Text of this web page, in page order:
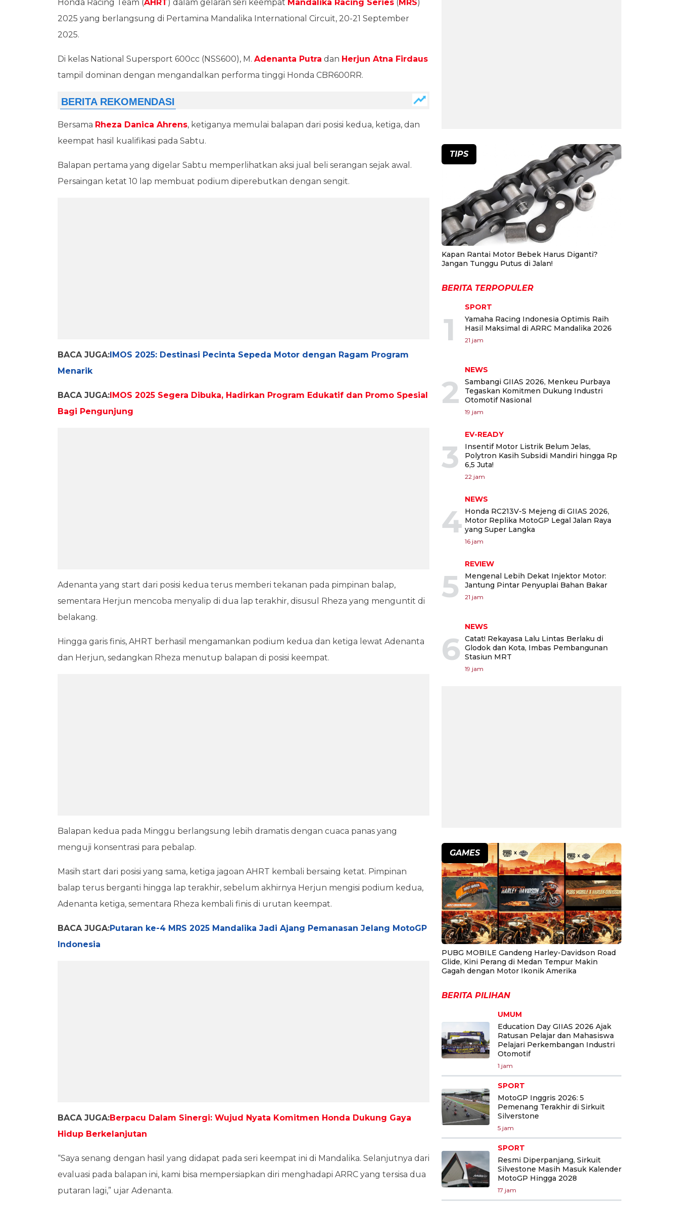
Honda Racing Team (AHRT) dalam gelaran seri keempat Mandalika Racing Series (MRS)
2025 yang berlangsung di Pertamina Mandalika International Circuit, 20-21 September
2025.
Di kelas National Supersport 600cc (NSS600), M. Adenanta Putra dan Herjun Atna Firdaus
tampil dominan dengan mengandalkan performa tinggi Honda CBR600RR.
Bersama Rheza Danica Ahrens, ketiganya memulai balapan dari posisi kedua, ketiga, dan
keempat hasil kualifikasi pada Sabtu.
Balapan pertama yang digelar Sabtu memperlihatkan aksi jual beli serangan sejak awal.
Persaingan ketat 10 lap membuat podium diperebutkan dengan sengit.
BACA JUGA:IMOS 2025: Destinasi Pecinta Sepeda Motor dengan Ragam Program
Menarik
BACA JUGA:IMOS 2025 Segera Dibuka, Hadirkan Program Edukatif dan Promo Spesial
Bagi Pengunjung
Adenanta yang start dari posisi kedua terus memberi tekanan pada pimpinan balap,
sementara Herjun mencoba menyalip di dua lap terakhir, disusul Rheza yang menguntit di
belakang.
Hingga garis finis, AHRT berhasil mengamankan podium kedua dan ketiga lewat Adenanta
dan Herjun, sedangkan Rheza menutup balapan di posisi keempat.
Balapan kedua pada Minggu berlangsung lebih dramatis dengan cuaca panas yang
menguji konsentrasi para pebalap.
Masih start dari posisi yang sama, ketiga jagoan AHRT kembali bersaing ketat. Pimpinan
balap terus berganti hingga lap terakhir, sebelum akhirnya Herjun mengisi podium kedua,
Adenanta ketiga, sementara Rheza kembali finis di urutan keempat.
BACA JUGA:Putaran ke-4 MRS 2025 Mandalika Jadi Ajang Pemanasan Jelang MotoGP
Indonesia
BACA JUGA:Berpacu Dalam Sinergi: Wujud Nyata Komitmen Honda Dukung Gaya
Hidup Berkelanjutan
“Saya senang dengan hasil yang didapat pada seri keempat ini di Mandalika. Selanjutnya dari
evaluasi pada balapan ini, kami bisa mempersiapkan diri menghadapi ARRC yang tersisa dua
putaran lagi,” ujar Adenanta.
TIPS
Kapan Rantai Motor Bebek Harus Diganti?
Jangan Tunggu Putus di Jalan!
BERITA TERPOPULER
1
SPORT
Yamaha Racing Indonesia Optimis Raih
Hasil Maksimal di ARRC Mandalika 2026
21 jam
2
NEWS
Sambangi GIIAS 2026, Menkeu Purbaya
Tegaskan Komitmen Dukung Industri
Otomotif Nasional
19 jam
3
EV-READY
Insentif Motor Listrik Belum Jelas,
Polytron Kasih Subsidi Mandiri hingga Rp
6,5 Juta!
22 jam
4
NEWS
Honda RC213V-S Mejeng di GIIAS 2026,
Motor Replika MotoGP Legal Jalan Raya
yang Super Langka
16 jam
5
REVIEW
Mengenal Lebih Dekat Injektor Motor:
Jantung Pintar Penyuplai Bahan Bakar
21 jam
6
NEWS
Catat! Rekayasa Lalu Lintas Berlaku di
Glodok dan Kota, Imbas Pembangunan
Stasiun MRT
19 jam
GAMES
PUBG MOBILE Gandeng Harley-Davidson Road
Glide, Kini Perang di Medan Tempur Makin
Gagah dengan Motor Ikonik Amerika
BERITA PILIHAN
UMUM
Education Day GIIAS 2026 Ajak
Ratusan Pelajar dan Mahasiswa
Pelajari Perkembangan Industri
Otomotif
1 jam
SPORT
MotoGP Inggris 2026: 5
Pemenang Terakhir di Sirkuit
Silverstone
5 jam
SPORT
Resmi Diperpanjang, Sirkuit
Silvestone Masih Masuk Kalender
MotoGP Hingga 2028
17 jam